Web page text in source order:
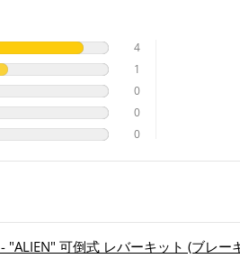
4
1
0
0
0
"ALIEN" 可倒式 レバーキット (ブレー